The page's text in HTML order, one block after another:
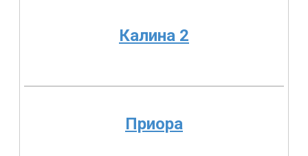
Калина 2
Приора